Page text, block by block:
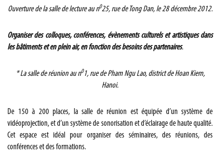
Ouverture de la salle de lecture au n025, rue de Tong Dan, le 28 décembre 2012.
Organiser des colloques, conférences, évènements culturels et artistiques dans
les bâtiments et en plein air, en fonction des besoins des partenaires.
* La salle de réunion au n01, rue de Pham Ngu Lao, district de Hoan Kiem,
Hanoi.
De 150 à 200 places, la salle de réunion est équipée d’un système de
vidéoprojection, et d’un système de sonorisation et d’éclairage de haute qualité.
Cet espace est idéal pour organiser des séminaires, des réunions, des
conférences et des formations.